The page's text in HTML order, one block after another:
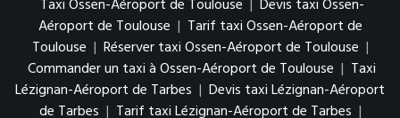
Taxi Ossen-Aéroport de Toulouse | Devis taxi Ossen-
Aéroport de Toulouse | Tarif taxi Ossen-Aéroport de
Toulouse | Réserver taxi Ossen-Aéroport de Toulouse |
Commander un taxi à Ossen-Aéroport de Toulouse | Taxi
Lézignan-Aéroport de Tarbes | Devis taxi Lézignan-Aéroport
de Tarbes | Tarif taxi Lézignan-Aéroport de Tarbes |